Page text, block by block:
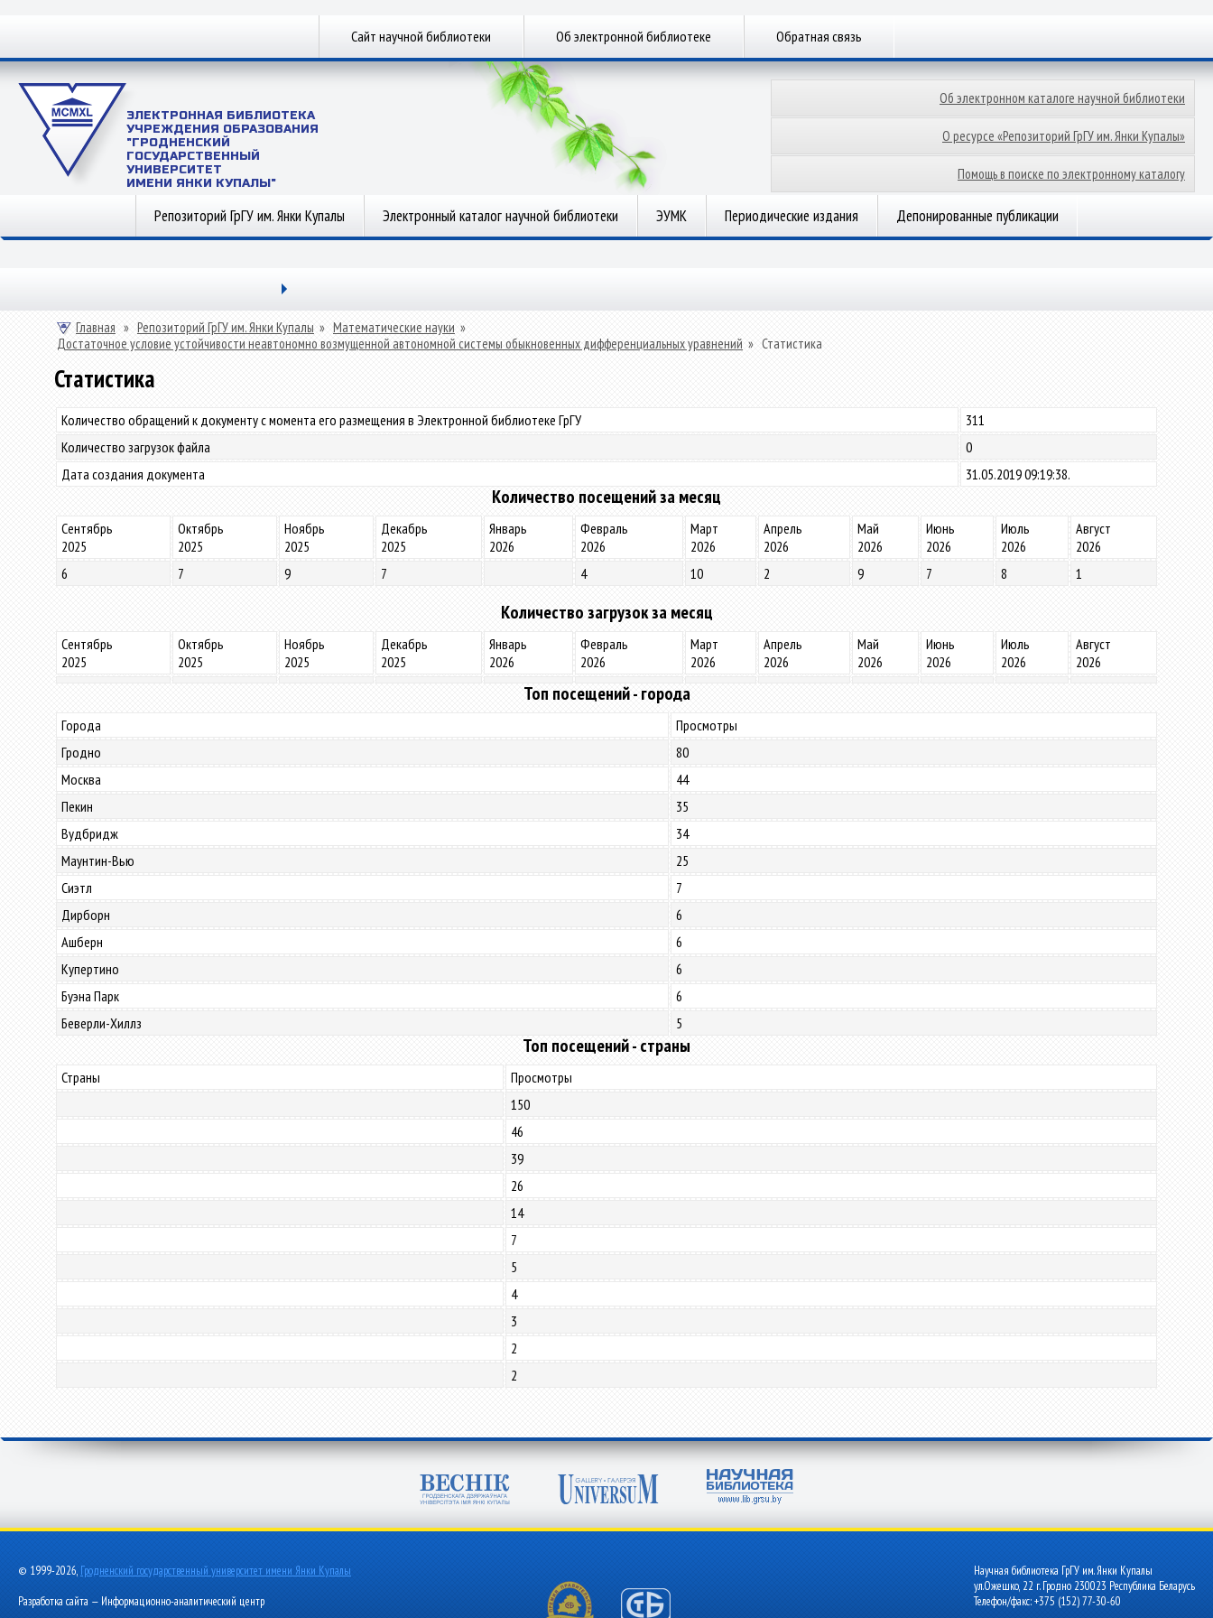
Сайт научной библиотеки Об электронной библиотеке Обратная связь
ЭЛЕКТРОННАЯ БИБЛИОТЕКА
УЧРЕЖДЕНИЯ ОБРАЗОВАНИЯ
"ГРОДНЕНСКИЙ
ГОСУДАРСТВЕННЫЙ
УНИВЕРСИТЕТ
ИМЕНИ ЯНКИ КУПАЛЫ"
Об электронном каталоге научной библиотеки
О ресурсе «Репозиторий ГрГУ им. Янки Купалы»
Помощь в поиске по электронному каталогу
Репозиторий ГрГУ им. Янки Купалы Электронный каталог научной библиотеки ЭУМК Периодические издания Депонированные публикации
Главная » Репозиторий ГрГУ им. Янки Купалы » Математические науки »
Достаточное условие устойчивости неавтономно возмущенной автономной системы обыкновенных дифференциальных уравнений » Статистика
Статистика
Количество обращений к документу с момента его размещения в Электронной библиотеке ГрГУ
311
Количество загрузок файла
0
Дата создания документа
31.05.2019 09:19:38.
Количество посещений за месяц
Сентябрь
2025
Октябрь
2025
Ноябрь
2025
Декабрь
2025
Январь
2026
Февраль
2026
Март
2026
Апрель
2026
Май
2026
Июнь
2026
Июль
2026
Август
2026
6
7 9 7 4 10 2 9 7 8 1
Количество загрузок за месяц
Сентябрь
2025
Октябрь
2025
Ноябрь
2025
Декабрь
2025
Январь
2026
Февраль
2026
Март
2026
Апрель
2026
Май
2026
Июнь
2026
Июль
2026
Август
2026
Топ посещений - города
Города
Просмотры
Гродно
80
Москва
44
Пекин
35
Вудбридж
34
Маунтин-Вью
25
Сиэтл
7
Дирборн
6
Ашберн
6
Купертино
6
Буэна Парк
6
Беверли-Хиллз
5
Топ посещений - страны
Страны
Просмотры
150
46
39
26
14
7
5
4
3
2
2
© 1999-2026, Гродненский государственный университет имени Янки Купалы
Разработка сайта — Информационно-аналитический центр
Научная библиотека ГрГУ им. Янки Купалы
ул.Ожешко, 22 г. Гродно 230023 Республика Беларусь
Телефон/факс: +375 (152) 77-30-60